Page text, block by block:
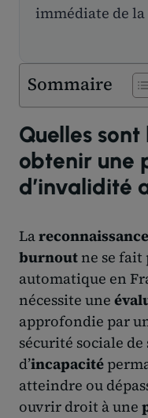
immédiate de
Sommaire
Quelles
obtenir une
d’invalidité
Lareconnaissance
burnoutne se fait
automatique en
nécessite une
approfondie par
sécurité sociale
d’incapacité
atteindre ou
ouvrir droit à une